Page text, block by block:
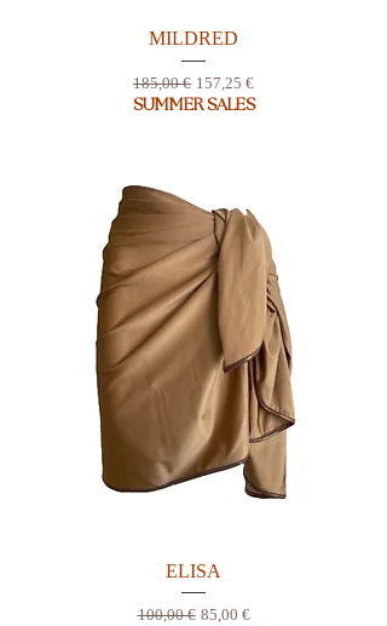
MILDRED
Prix original
185,00 € Prix promotionnel
157,25 €
SUMMER SALES
ELISA
Prix original
100,00 € Prix promotionnel
85,00 €